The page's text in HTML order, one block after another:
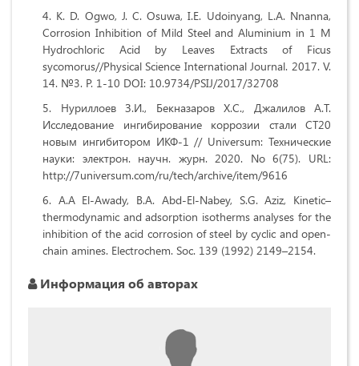
K. D. Ogwo, J. C. Osuwa, I.E. Udoinyang, L.A. Nnanna,
Corrosion Inhibition of Mild Steel and Aluminium in 1 M
Hydrochloric Acid by Leaves Extracts of Ficus
sycomorus//Physical Science International Journal. 2017. V.
14. №3. P. 1-10 DOI: 10.9734/PSIJ/2017/32708
Нуриллоев З.И., Бекназаров Х.С., Джалилов А.Т.
Исследование ингибирование коррозии стали СТ20
новым ингибитором ИКФ-1 // Universum: Технические
науки: электрон. научн. журн. 2020. No 6(75). URL:
http://7universum.com/ru/tech/archive/item/9616
A.A El-Awady, B.A. Abd-El-Nabey, S.G. Aziz, Kinetic–
thermodynamic and adsorption isotherms analyses for the
inhibition of the acid corrosion of steel by cyclic and open-
chain amines. Electrochem. Soc. 139 (1992) 2149–2154.
Информация об авторах